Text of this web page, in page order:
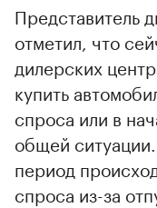
Представитель
отметил, что
дилерских
купить
спроса или в
общей
период
спроса из-за